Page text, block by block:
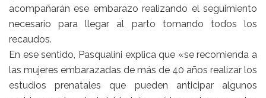
acompañarán ese embarazo realizando el seguimiento
necesario para llegar al parto tomando todos los
recaudos.
En ese sentido, Pasqualini explica que «se recomienda a
las mujeres embarazadas de más de 40 años realizar los
estudios prenatales que pueden anticipar algunos